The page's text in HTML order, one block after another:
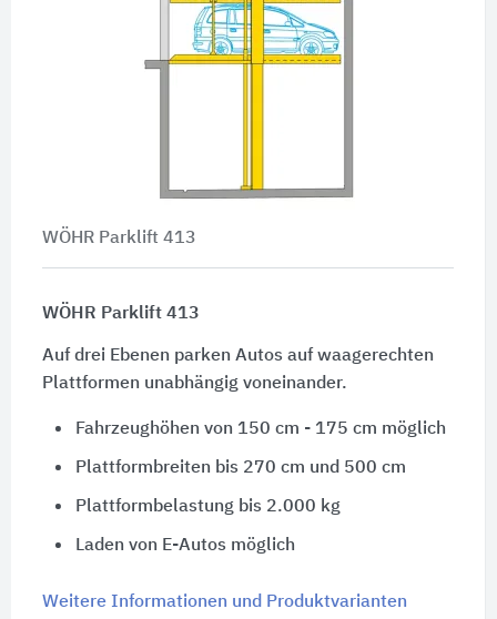
WÖHR Parklift 413
WÖHR Parklift 413
Auf drei Ebenen parken Autos auf waagerechten
Plattformen unabhängig voneinander.
Fahrzeughöhen von 150 cm - 175 cm möglich
Plattformbreiten bis 270 cm und 500 cm
Plattformbelastung bis 2.000 kg
Laden von E-Autos möglich
Weitere Informationen und Produktvarianten